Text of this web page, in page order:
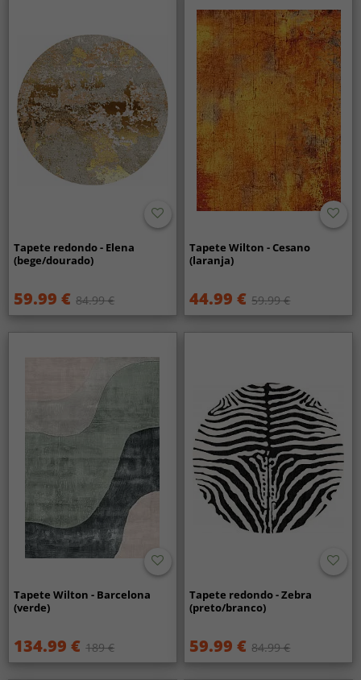
Tapete redondo - Elena
(bege/dourado)
59.99 € 84.99 €
Tapete Wilton - Cesano
(laranja)
44.99 € 59.99 €
Tapete Wilton - Barcelona
(verde)
134.99 € 189 €
Tapete redondo - Zebra
(preto/branco)
59.99 € 84.99 €